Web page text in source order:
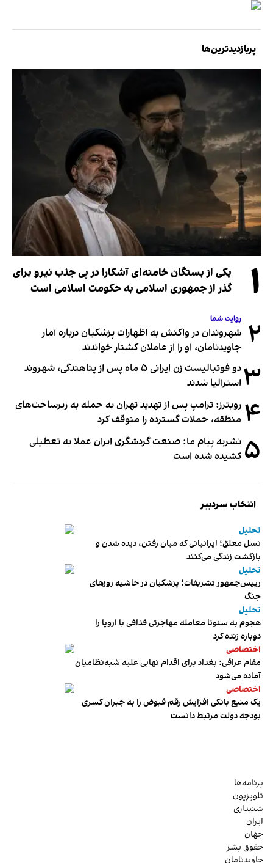
پربازدیدترین‌ها
۱
یکی از بستگان خامنه‌ای آشکارا در پی جذب نیرو برای
گذر از جمهوری اسلامی به حکومت اسلامی است
۲ روایت شما
شهروندان در واکنش به اظهارات پزشکیان درباره آمار
جاویدنامان، او را از عاملان کشتار خواندند
۳
دو فوتبالیست زن ایرانی ۵ ماه پس از پناهندگی، شهروند
استرالیا شدند
۴ رویترز: ترامپ پس از تهدید تهران به حمله به زیرساخت‌های
منطقه، حملات گسترده را متوقف کرد
۵ نشریه پیام ما: صنعت گردشگری ایران عملا به تعطیلی
کشیده شده است
انتخاب سردبیر
تحلیل
نسل معلق؛ ایرانیانی که میان رفتن، دیده شدن و
بازگشت زندگی می‌کنند
تحلیل
رییس‌جمهور تشریفات؛ پزشکیان در حاشیه روزهای
جنگ
تحلیل
هجوم به سئوتا معامله مهاجرتی قذافی با اروپا را
دوباره زنده کرد
اختصاصی
مقام عراقی: بغداد برای اقدام نهایی علیه شبه‌نظامیان
آماده می‌شود
اختصاصی
یک منبع بانکی افزایش رقم قبوض را به جبران کسری
بودجه دولت مرتبط دانست
برنامه‌ها
تلویزیون
شنیداری
ایران
جهان
حقوق بشر